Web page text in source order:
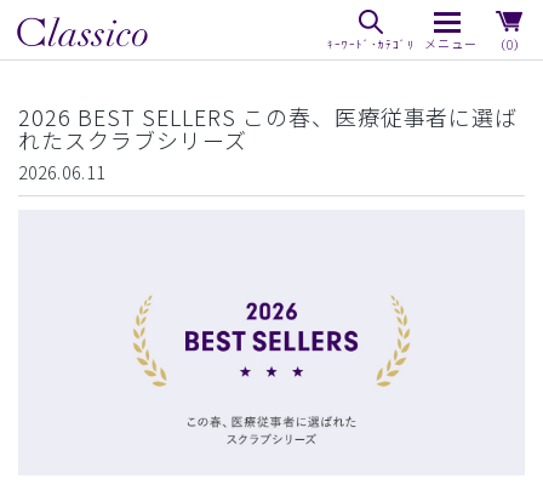
（0）
2026 BEST SELLERS この春、医療従事者に選ば
れたスクラブシリーズ
2026.06.11